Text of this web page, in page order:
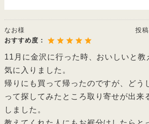
なお様 投稿
おすすめ度：
11月に金沢に行った時、おいしいと教
気に入りました。
帰りにも買って帰ったのですが、どう
って探してみたところ取り寄せが出来
しました。